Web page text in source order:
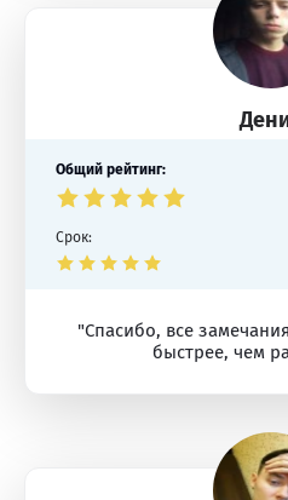
Общий рейтинг:
Срок:
"Спасибо, все
быстрее, чем